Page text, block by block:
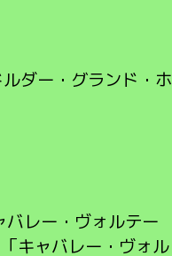
ダー・グランド・ホ
レー・ヴォルテー
キャバレー・ヴォル